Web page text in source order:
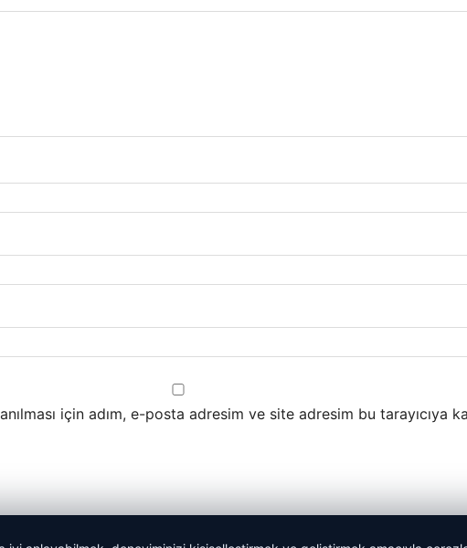
için adım, e-posta adresim ve site adresim bu tarayıcıya